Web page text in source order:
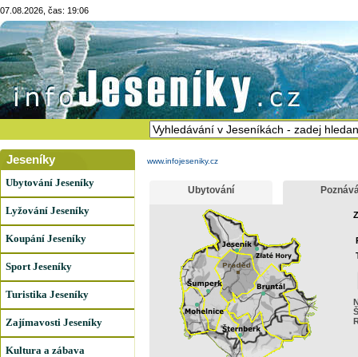
07.08.2026, čas: 19:06
Jeseníky
Ubytování Jeseníky
Lyžování Jeseníky
Koupání Jeseníky
Sport Jeseníky
Turistika Jeseníky
Zajímavosti Jeseníky
Kultura a zábava
www.infojeseniky.cz
Ubytování